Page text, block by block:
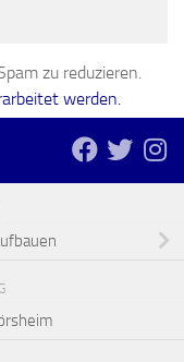
zu reduzieren.
werden.